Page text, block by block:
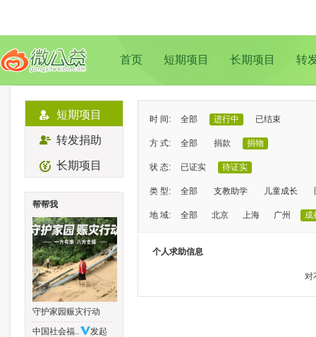
首页 短期项目 长期项目 转
短期项目
转发捐助
长期项目
帮帮我
守护家园赈灾行动
中国社会福..
发起
时 间: 全部 进行中 已结束
方 式: 全部 捐款 捐物
状 态: 已证实 待证实
类 型: 全部 支教助学 儿童成长
地 域: 全部 北京 上海 广州 成
个人求助信息
对